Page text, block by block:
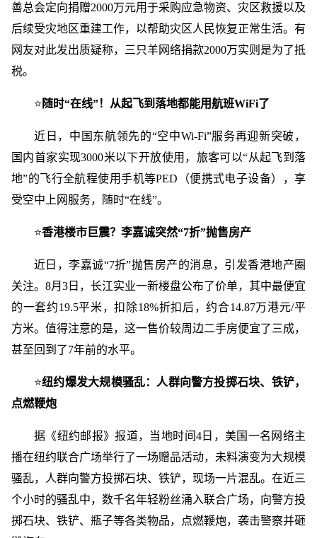
善总会定向捐赠2000万元用于采购应急物资、灾区救援以及
后续受灾地区重建工作，以帮助灾区人民恢复正常生活。有
网友对此发出质疑称，三只羊网络捐款2000万实则是为了抵
税。
⭐ 随时“在线”！从起飞到落地都能用航班WiFi了
近日，中国东航领先的“空中Wi-Fi”服务再迎新突破，
国内首家实现3000米以下开放使用，旅客可以“从起飞到落
地”的飞行全航程使用手机等PED（便携式电子设备），享
受空中上网服务，随时“在线”。
⭐香港楼市巨震？李嘉诚突然“7折”抛售房产
近日，李嘉诚“7折”抛售房产的消息，引发香港地产圈
关注。8月3日，长江实业一新楼盘公布了价单，其中最便宜
的一套约19.5平米，扣除18%折扣后，约合14.87万港元/平
方米。值得注意的是，这一售价较周边二手房便宜了三成，
甚至回到了7年前的水平。
⭐纽约爆发大规模骚乱：人群向警方投掷石块、铁铲，
点燃鞭炮
据《纽约邮报》报道，当地时间4日，美国一名网络主
播在纽约联合广场举行了一场赠品活动，未料演变为大规模
骚乱，人群向警方投掷石块、铁铲，现场一片混乱。在近三
个小时的骚乱中，数千名年轻粉丝涌入联合广场，向警方投
掷石块、铁铲、瓶子等各类物品，点燃鞭炮，袭击警察并砸